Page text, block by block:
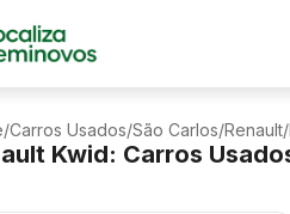
/Carros Usados/São Carlos/Renault/
Kwid: Carros